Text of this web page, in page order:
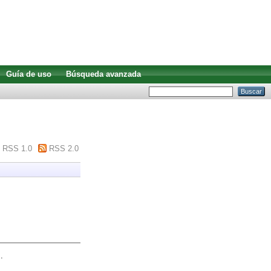
Guía de uso Búsqueda avanzada
RSS 1.0 RSS 2.0